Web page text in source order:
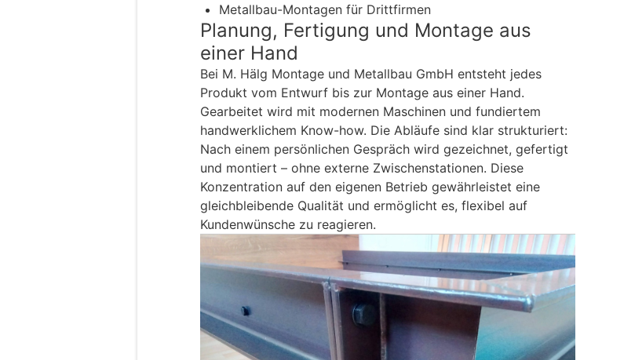
Metallbau-Montagen für Drittfirmen
Planung, Fertigung und Montage aus
einer Hand
Bei M. Hälg Montage und Metallbau GmbH entsteht jedes
Produkt vom Entwurf bis zur Montage aus einer Hand.
Gearbeitet wird mit modernen Maschinen und fundiertem
handwerklichem Know-how. Die Abläufe sind klar strukturiert:
Nach einem persönlichen Gespräch wird gezeichnet, gefertigt
und montiert – ohne externe Zwischenstationen. Diese
Konzentration auf den eigenen Betrieb gewährleistet eine
gleichbleibende Qualität und ermöglicht es, flexibel auf
Kundenwünsche zu reagieren.